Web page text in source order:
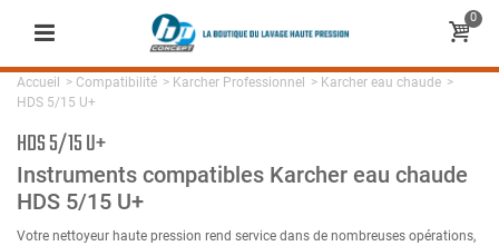
0
Accueil > Compatibilité > Karcher Professionnel > Karcher eau chaude >
HDS 5/15 U+
HDS 5/15 U+
Instruments compatibles Karcher eau chaude
HDS 5/15 U+
Votre nettoyeur haute pression rend service dans de nombreuses opérations,